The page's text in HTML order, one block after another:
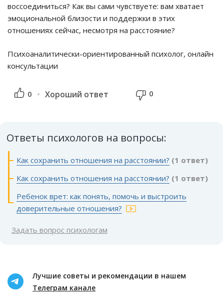
воссоединиться? Как вы сами чувствуете: вам хватает
эмоциональной близости и поддержки в этих
отношениях сейчас, несмотря на расстояние?
Психоаналитически-ориентированный психолог, онлайн
консультации
0 Хороший ответ 0
Ответы психологов на вопросы:
Как сохранить отношения на расстоянии? (1 ответ)
Как сохранить отношения на расстоянии? (1 ответ)
Ребенок врет: как понять, помочь и выстроить
доверительные отношения?
Задать вопрос психологам
Лучшие советы и рекомендации в нашем
Телеграм канале